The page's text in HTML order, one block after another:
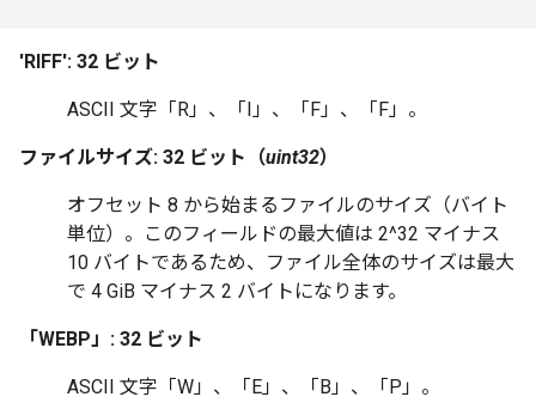
'RIFF': 32 ビット
ASCII 文字「R」、「I」、「F」、「F」。
ファイルサイズ: 32 ビット（uint32）
オフセット 8 から始まるファイルのサイズ（バイト
単位）。このフィールドの最大値は 2^32 マイナス
10 バイトであるため、ファイル全体のサイズは最大
で 4 GiB マイナス 2 バイトになります。
「WEBP」: 32 ビット
ASCII 文字「W」、「E」、「B」、「P」。